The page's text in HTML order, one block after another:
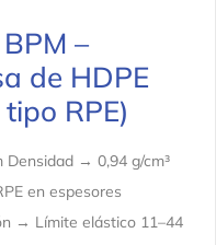
–
de HDPE
RPE)
Densidad → 0,94 g/cm³
en espesores
→ Límite elástico 11–44